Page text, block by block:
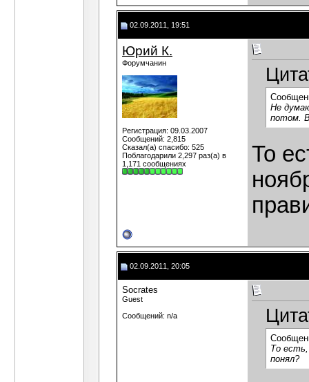
02.09.2011, 19:51
Юрий К.
Форумчанин
Регистрация: 09.03.2007
Сообщений: 2,815
Сказал(а) спасибо: 525
Поблагодарили 2,297 раз(а) в
1,171 сообщениях
Не
потом.
То
02.09.2011, 20:05
Socrates
Guest
Сообщений: n/a
То
понял?